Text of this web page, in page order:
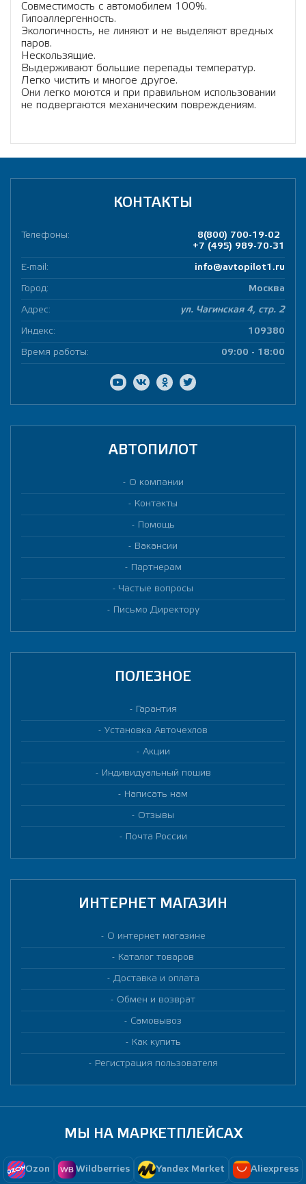
Cовместимость с автомобилем 100%.
Гипоаллергенность.
Экологичность, не линяют и не выделяют вредных
паров.
Нескользящие.
Выдерживают большие перепады температур.
Легко чистить и многое другое.
Они легко моются и при правильном использовании
не подвергаются механическим повреждениям.
КОНТАКТЫ
Телефоны:
8(800) 700-19-02
+7 (495) 989-70-31
E-mail: info@avtopilot1.ru
Город: Москва
Адрес: ул. Чагинская 4, стр. 2
Индекс: 109380
Время работы: 09:00 - 18:00
АВТОПИЛОТ
О компании
Контакты
Помощь
Вакансии
Партнерам
Частые вопросы
Письмо Директору
ПОЛЕЗНОЕ
Гарантия
Установка Авточехлов
Акции
Индивидуальный пошив
Написать нам
Отзывы
Почта России
ИНТЕРНЕТ МАГАЗИН
О интернет магазине
Каталог товаров
Доставка и оплата
Обмен и возврат
Самовывоз
Как купить
Регистрация пользователя
МЫ НА МАРКЕТПЛЕЙСАХ
Ozon Wildberries Yandex Market Aliexpress